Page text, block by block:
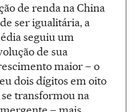
de renda na China
ser igualitária, a
seguiu um
de sua
maior – o
dois dígitos em oito
transformou na